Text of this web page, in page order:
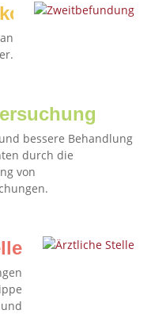
bessere Behandlung
durch die
von